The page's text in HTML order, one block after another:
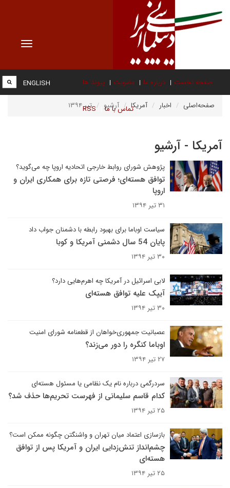
Toggle
صفحه نخست درباره ما عضویت پیوند ها
تماس با ما RSS
ENGLISH
صفحه‌اصلی اخبار آمریکا آرشیو تیر ۱۳۹۴
آمریکا - آرشیو
پژوهش شورای روابط خارجی اتحادیه اروپا چه می‌گوید؟
توافق هسته‌ای؛ فرصتی تازه برای همکاری ایران و
اروپا
۳۱ تیر ۱۳۹۴
سیاست اوباما برای بهبود رابطه با دشمنان جواب داد
پایان 54 سال دشمنی آمریکا و کوبا
۳۰ تیر ۱۳۹۴
لابی اسرائیل در آمریکا چه اهرم‌هایی دارد؟
آیپک علیه توافق هسته‌ای
۳۰ تیر ۱۳۹۴
عصبانیت جمهوری‌خواهان از قطعنامه شورای امنیت
اوباما کنگره را دور می‌زند؟
۲۷ تیر ۱۳۹۴
سردرگمی درباره نام یک نظامی یا مسئول هسته‌ای
کدام قاسم سلیمانی از فهرست تحریم‌ها حذف شد؟
۲۵ تیر ۱۳۹۴
بازسازی اعتماد میان تهران و واشنگتن چگونه ممکن است؟
چشم‌انداز تنش‌زدایی ایران و آمریکا پس از توافق
هسته‌ای
۲۵ تیر ۱۳۹۴